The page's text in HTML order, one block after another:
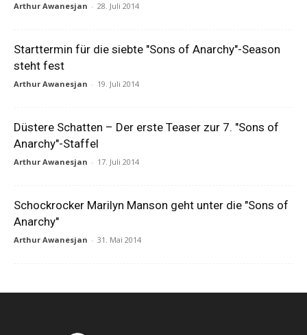
Arthur Awanesjan - 28. Juli 2014
Starttermin für die siebte "Sons of Anarchy"-Season
steht fest
Arthur Awanesjan - 19. Juli 2014
Düstere Schatten – Der erste Teaser zur 7. "Sons of
Anarchy"-Staffel
Arthur Awanesjan - 17. Juli 2014
Schockrocker Marilyn Manson geht unter die "Sons of
Anarchy"
Arthur Awanesjan - 31. Mai 2014